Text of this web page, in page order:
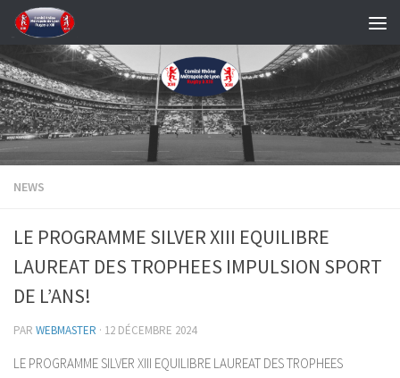
Skip to content
NEWS
LE PROGRAMME SILVER XIII EQUILIBRE
LAUREAT DES TROPHEES IMPULSION SPORT
DE L’ANS!
PAR WEBMASTER · 12 DÉCEMBRE 2024
LE PROGRAMME SILVER XIII EQUILIBRE LAUREAT DES TROPHEES